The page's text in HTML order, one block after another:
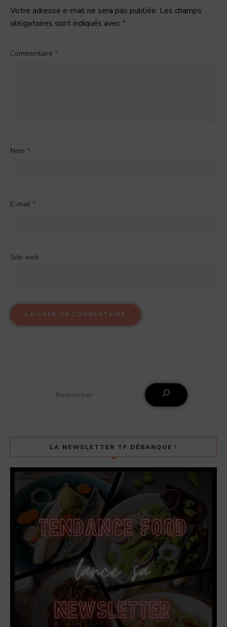
Votre adresse e-mail ne sera pas publiée. Les champs
obligatoires sont indiqués avec*
Commentaire *
Nom *
E-mail *
Site web
LA NEWSLETTER TF DÉBARQUE !